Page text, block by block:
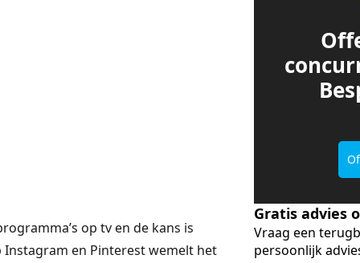
op tv en de kans is
en Pinterest wemelt het
Gratis advies
Vraag een
persoonlijk